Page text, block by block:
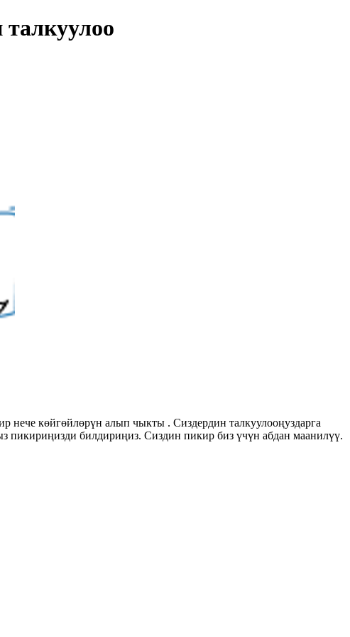
көйгөйлөрүн алып чыкты . Сиздердин талкуулооңуздарга
пикириңизди билдириңиз. Сиздин пикир биз үчүн абдан маанилүү.